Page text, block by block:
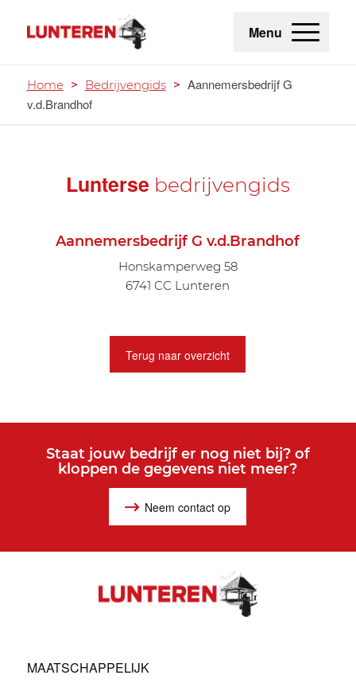
Menu
Home > Bedrijvengids > Aannemersbedrijf G
v.d.Brandhof
Lunterse bedrijvengids
Aannemersbedrijf G v.d.Brandhof
Honskamperweg 58
6741 CC Lunteren
Terug naar overzicht
Staat jouw bedrijf er nog niet bij? of
kloppen de gegevens niet meer?
Neem contact op
MAATSCHAPPELIJK